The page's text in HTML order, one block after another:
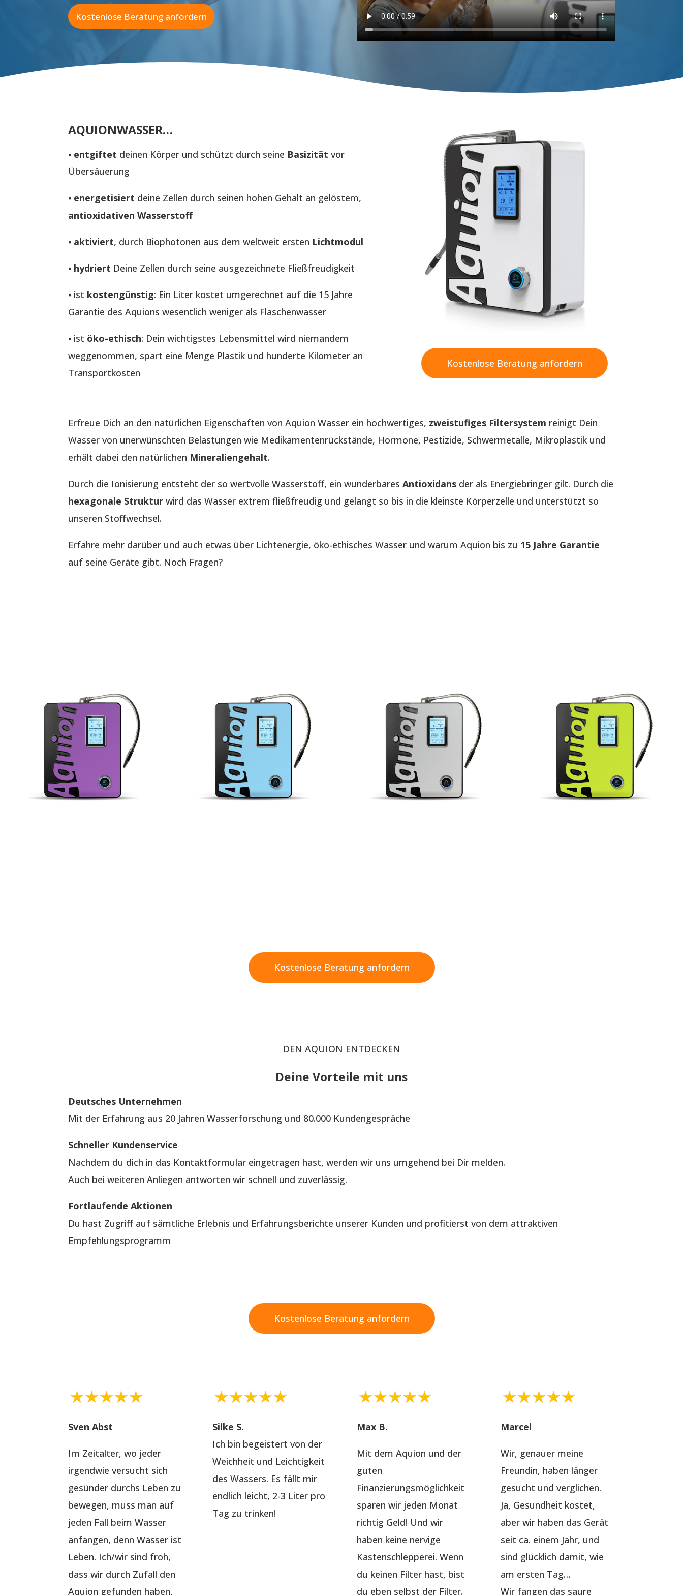
t
e
)
Kostenlose Beratung anfordern
AQUIONWASSER…
⦁ entgiftet deinen Körper und schützt durch seine Basizitätvor
Übersäuerung
⦁ energetisiert deine Zellen durch seinen hohen Gehalt an gelöstem,
antioxidativen Wasserstoff
⦁ aktiviert, durch Biophotonen aus dem weltweit ersten Lichtmodul
⦁ hydriert Deine Zellen durch seine ausgezeichnete Fließfreudigkeit
⦁ ist kostengünstig: Ein Liter kostet umgerechnet auf die 15 Jahre
Garantie des Aquions wesentlich weniger als Flaschenwasser
⦁ ist öko-ethisch: Dein wichtigstes Lebensmittel wird niemandem
weggenommen, spart eine Menge Plastik und hunderte Kilometer an
Transportkosten
Kostenlose Beratung anfordern
Erfreue Dich an den natürlichen Eigenschaften von Aquion Wasser ein hochwertiges, zweistufiges Filtersystem reinigt Dein
Wasser von unerwünschten Belastungen wie Medikamentenrückstände, Hormone, Pestizide, Schwermetalle, Mikroplastik und
erhält dabei den natürlichen Mineraliengehalt.
Durch die Ionisierung entsteht der so wertvolle Wasserstoff, ein wunderbaresAntioxidans der als Energiebringer gilt. Durch die
hexagonale Struktur wird das Wasser extrem fließfreudig und gelangt so bis in die kleinste Körperzelle und unterstützt so
unseren Stoffwechsel.
Erfahre mehr darüber und auch etwas über Lichtenergie, öko-ethisches Wasser und warum Aquion bis zu 15 Jahre Garantie
auf seine Geräte gibt. Noch Fragen?
Kostenlose Beratung anfordern
DEN AQUION ENTDECKEN
Deine Vorteile mit uns
Deutsches Unternehmen
Mit der Erfahrung aus 20 Jahren Wasserforschung und 80.000 Kundengespräche
Schneller Kundenservice
Nachdem du dich in das Kontaktformular eingetragen hast, werden wir uns umgehend bei Dir melden.
Auch bei weiteren Anliegen antworten wir schnell und zuverlässig.
Fortlaufende Aktionen
Du hast Zugriff auf sämtliche Erlebnis und Erfahrungsberichte unserer Kunden und profitierst von dem attraktiven
Empfehlungsprogramm
Kostenlose Beratung anfordern
Sven Abst
Im Zeitalter, wo jeder
irgendwie versucht sich
gesünder durchs Leben zu
bewegen, muss man auf
jeden Fall beim Wasser
anfangen, denn Wasser ist
Leben. Ich/wir sind froh,
dass wir durch Zufall den
Aquion gefunden haben,
Silke S.
Ich bin begeistert von der
Weichheit und Leichtigkeit
des Wassers. Es fällt mir
endlich leicht, 2-3 Liter pro
Tag zu trinken!
Max B.
Mit dem Aquion und der
guten
Finanzierungsmöglichkeit
sparen wir jeden Monat
richtig Geld! Und wir
haben keine nervige
Kastenschlepperei. Wenn
du keinen Filter hast, bist
du eben selbst der Filter.
Marcel
Wir, genauer meine
Freundin, haben länger
gesucht und verglichen.
Ja, Gesundheit kostet,
aber wir haben das Gerät
seit ca. einem Jahr, und
sind glücklich damit, wie
am ersten Tag…
Wir fangen das saure